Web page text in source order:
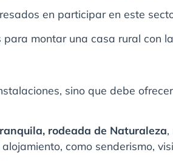
en participar en este
montar una casa rural con
sino que debe
rodeada de Naturaleza,
como senderismo,